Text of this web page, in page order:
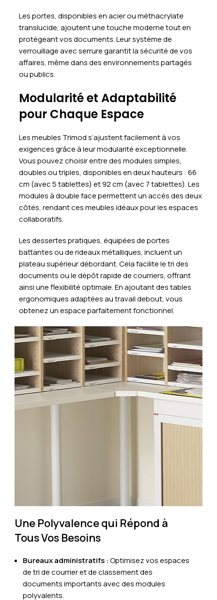
Les portes, disponibles en acier ou méthacrylate
translucide, ajoutent une touche moderne tout en
protégeant vos documents. Leur système de
verrouillage avec serrure garantit la sécurité de vos
affaires, même dans des environnements partagés
ou publics.
Modularité et Adaptabilité
pour Chaque Espace
Les meubles Trimod s’ajustent facilement à vos
exigences grâce à leur modularité exceptionnelle.
Vous pouvez choisir entre des modules simples,
doubles ou triples, disponibles en deux hauteurs : 66
cm (avec 5 tablettes) et 92 cm (avec 7 tablettes). Les
modules à double face permettent un accès des deux
côtés, rendant ces meubles idéaux pour les espaces
collaboratifs.
Les dessertes pratiques, équipées de portes
battantes ou de rideaux métalliques, incluent un
plateau supérieur débordant. Cela facilite le tri des
documents ou le dépôt rapide de courriers, offrant
ainsi une flexibilité optimale. En ajoutant des tables
ergonomiques adaptées au travail debout, vous
obtenez un espace parfaitement fonctionnel.
Une Polyvalence qui Répond à
Tous Vos Besoins
Bureaux administratifs :Optimisez vos espaces
de tri de courrier et de classement des
documents importants avec des modules
polyvalents.